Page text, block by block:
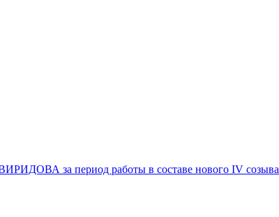
за период работы в составе нового IV созыва